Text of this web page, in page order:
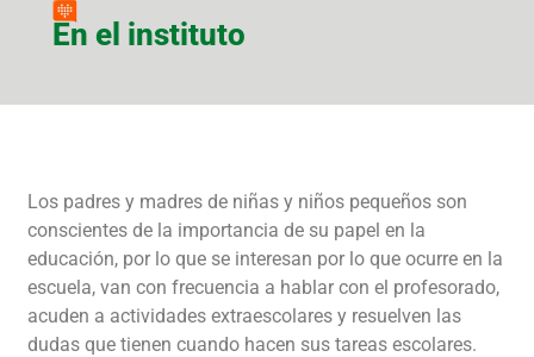
En el instituto
Los padres y madres de niñas y niños pequeños son
conscientes de la importancia de su papel en la
educación, por lo que se interesan por lo que ocurre en la
escuela, van con frecuencia a hablar con el profesorado,
acuden a actividades extraescolares y resuelven las
dudas que tienen cuando hacen sus tareas escolares.